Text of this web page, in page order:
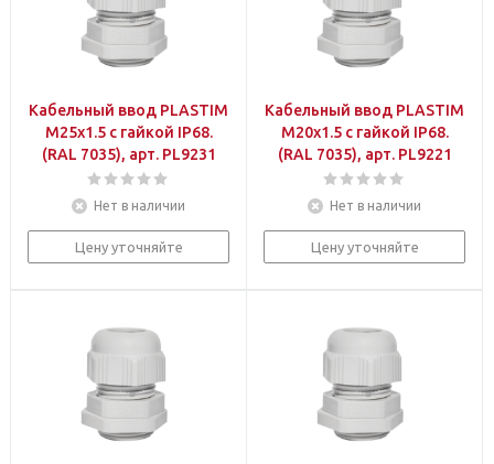
Кабельный ввод PLASTIM
M25x1.5 с гайкой IP68.
(RAL 7035), арт. PL9231
Нет в наличии
Цену уточняйте
Кабельный ввод PLASTIM
M20x1.5 с гайкой IP68.
(RAL 7035), арт. PL9221
Нет в наличии
Цену уточняйте